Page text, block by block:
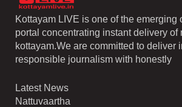
Kottayam LIVE is one of the emerging
portal concentrating instant delivery of
kottayam.We are committed to deliver
responsible journalism with honestly
Latest News
Nattuvaartha